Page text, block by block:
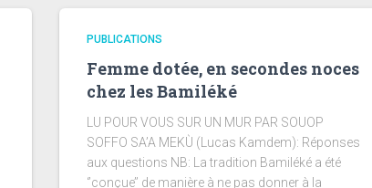
PUBLICATIONS
Femme dotée, en secondes noces
chez les Bamiléké
LU POUR VOUS SUR UN MUR PAR SOUOP
SOFFO SA’A MEKÙ (Lucas Kamdem): Réponses
aux questions NB: La tradition Bamiléké a été
‘’conçue’’ de manière à ne pas donner à la